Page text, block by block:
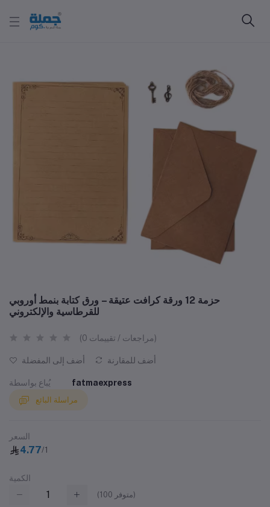
حزمة 12 ورقة كرافت عتيقة – ورق كتابة بنمط أوروبي
للقرطاسية والإلكتروني
(0 مراجعات / تقييمات)
أضف إلى المفضلة أضف للمقارنة
يُباع بواسطة fatmaexpress
مراسلة البائع
السعر
4.77/1
الكمية
(100 متوفر)